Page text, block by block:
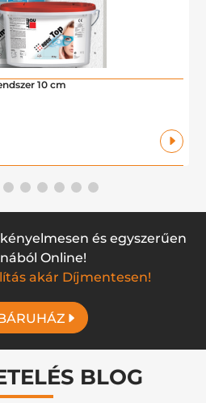
10 cm
és egyszerűen
Online!
akár Díjmentesen!
BLOG